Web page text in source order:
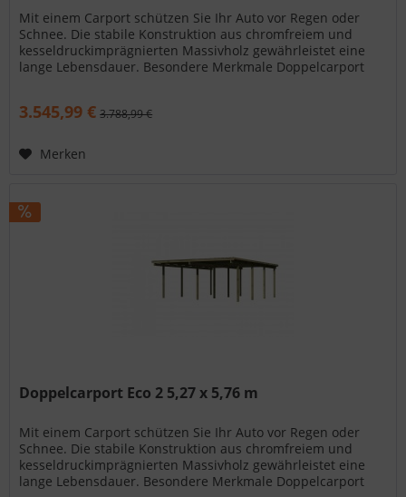
Mit einem Carport schützen Sie Ihr Auto vor Regen oder
Schnee. Die stabile Konstruktion aus chromfreiem und
kesseldruckimprägnierten Massivholz gewährleistet eine
lange Lebensdauer. Besondere Merkmale Doppelcarport
3.545,99 € 3.788,99 €
Merken
Doppelcarport Eco 2 5,27 x 5,76 m
Mit einem Carport schützen Sie Ihr Auto vor Regen oder
Schnee. Die stabile Konstruktion aus chromfreiem und
kesseldruckimprägnierten Massivholz gewährleistet eine
lange Lebensdauer. Besondere Merkmale Doppelcarport